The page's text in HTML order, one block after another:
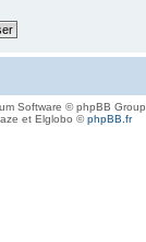
Software © phpBB Group
et Elglobo ©phpBB.fr